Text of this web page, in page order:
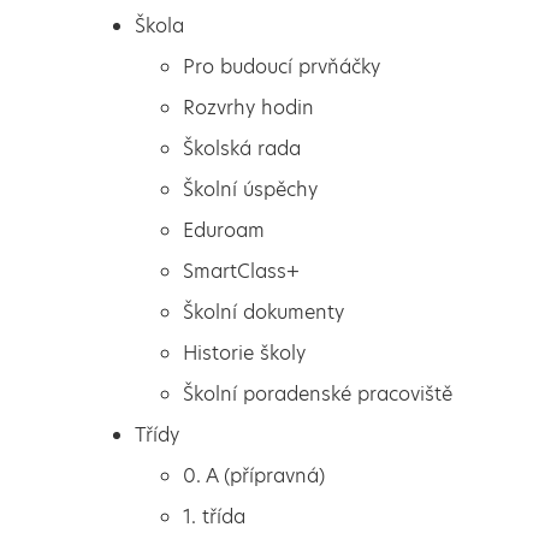
Pro budoucí prvňáčky
Rozvrhy hodin
Školská rada
Škola
Pro budoucí prvňáčky
Rozvrhy hodin
Školská rada
Školní úspěchy
Eduroam
SmartClass+
Školní dokumenty
Historie školy
Školní poradenské pracoviště
Třídy
0. A (přípravná)
1. třída
Vánoční tvoření